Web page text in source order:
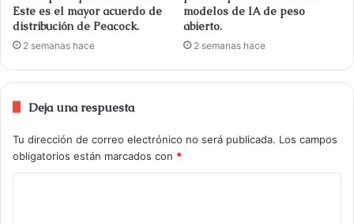
Este es el mayor acuerdo de
distribución de Peacock.
2 semanas hace
modelos de IA de peso
abierto.
2 semanas hace
Deja una respuesta
Tu dirección de correo electrónico no será publicada. Los campos
obligatorios están marcados con *